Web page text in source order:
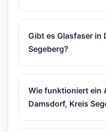
Gibt es Glasfaser in
Segeberg?
Wie funktioniert ein
Damsdorf, Kreis